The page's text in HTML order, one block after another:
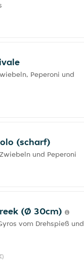
Peperoni und
(scharf)
und Peperoni
(Ø 30cm)
vom Drehspieß und